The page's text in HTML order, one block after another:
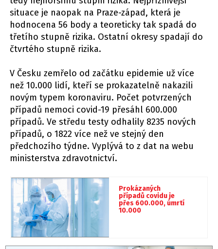
situace je naopak na Praze-západ, která je
hodnocena 56 body a teoreticky tak spadá do
třetího stupně rizika. Ostatní okresy spadají do
čtvrtého stupně rizika.
V Česku zemřelo od začátku epidemie už více
než 10.000 lidí, kteří se prokazatelně nakazili
novým typem koronaviru. Počet potvrzených
případů nemoci covid-19 přesáhl 600.000
případů. Ve středu testy odhalily 8235 nových
případů, o 1822 více než ve stejný den
předchozího týdne. Vyplývá to z dat na webu
ministerstva zdravotnictví.
Prokázaných
případů covidu je
přes 600.000, úmrtí
10.000